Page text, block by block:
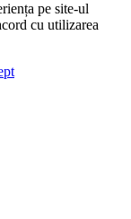
pe site-ul
cu utilizarea